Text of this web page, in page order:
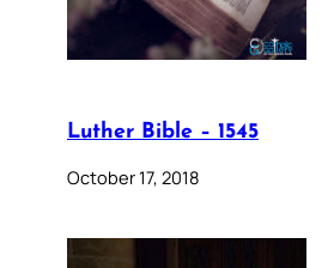
Luther Bible – 1545
October 17, 2018